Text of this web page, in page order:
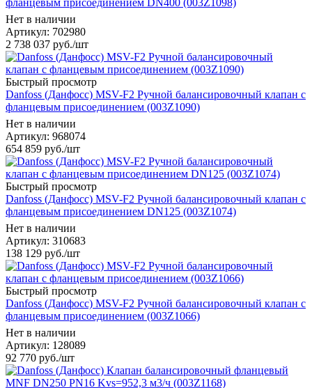
Нет в наличии
Артикул: 702980
2 738 037 руб./шт
Быстрый просмотр
Danfoss (Данфосс) MSV-F2 Ручной балансировочный клапан с
фланцевым присоединением (003Z1090)
Нет в наличии
Артикул: 968074
654 859 руб./шт
Быстрый просмотр
Danfoss (Данфосс) MSV-F2 Ручной балансировочный клапан с
фланцевым присоединением DN125 (003Z1074)
Нет в наличии
Артикул: 310683
138 129 руб./шт
Быстрый просмотр
Danfoss (Данфосс) MSV-F2 Ручной балансировочный клапан с
фланцевым присоединением (003Z1066)
Нет в наличии
Артикул: 128089
92 770 руб./шт